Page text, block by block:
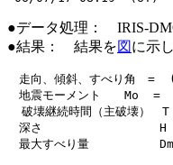
●データ処理： IRIS-
●結果： 結果を図 に示
走向、傾斜、すべり角
地震モーメント　　Mo
破壊継続時間（主破壊）
深さ　　　　　　　　　　